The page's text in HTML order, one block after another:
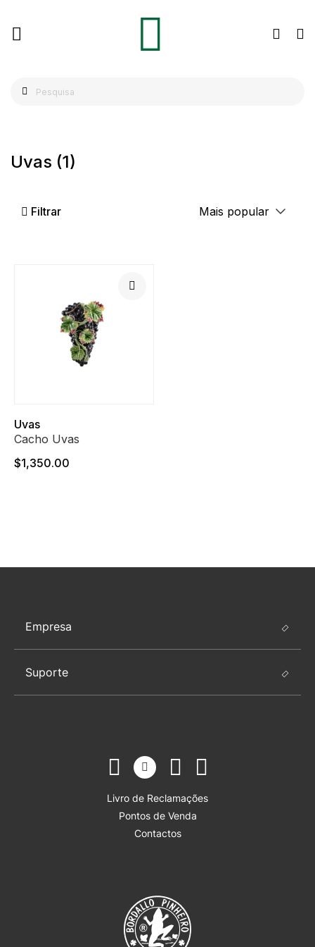
Uvas (1)
Filtrar
Uvas
Cacho Uvas
$1,350.00
Empresa
Suporte
Livro de Reclamações
Pontos de Venda
Contactos